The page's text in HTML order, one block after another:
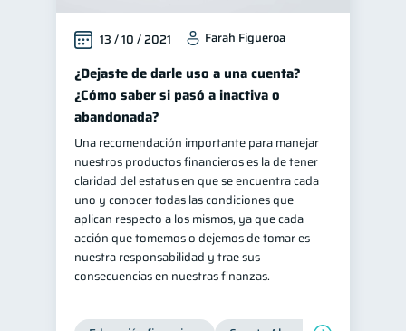
13 / 10 / 2021 Farah Figueroa
¿Dejaste de darle uso a una cuenta?
¿Cómo saber si pasó a inactiva o
abandonada?
Una recomendación importante para manejar
nuestros productos financieros es la de tener
claridad del estatus en que se encuentra cada
uno y conocer todas las condiciones que
aplican respecto a los mismos, ya que cada
acción que tomemos o dejemos de tomar es
nuestra responsabilidad y trae sus
consecuencias en nuestras finanzas.